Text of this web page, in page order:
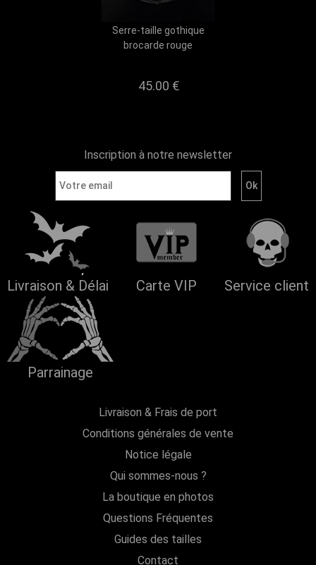
Serre-taille gothique
brocarde rouge
45.00 €
Inscription à notre newsletter
Livraison & Délai Carte VIP Service client
Parrainage
Livraison & Frais de port
Conditions générales de vente
Notice légale
Qui sommes-nous ?
La boutique en photos
Questions Fréquentes
Guides des tailles
Contact